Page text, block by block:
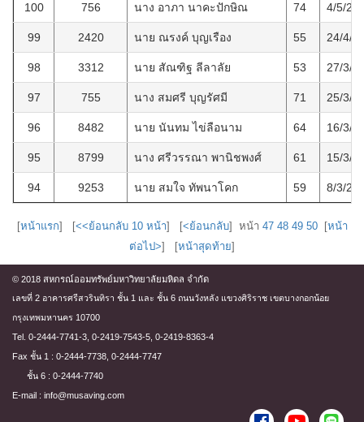
100 756 นาง อาภา นาคะปักษิณ 74 4/5/
99 2420 นาย ณรงค์ บุญเรือง 55 24/4/
98 3312 นาย สัณฑิฐ ลีลาลัย 53 27/3/
97 755 นาง สมศรี บุญรัศมี 71 25/3/
96 8482 นาย นันทม ไข่ลือนาม 64 16/3/
95 8799 นาง ศรีวรรณา พานิชพงศ์ 61 15/3/
94 9253 นาย สมใจ ทัพนาโคก 59 8/3/
[หน้าแรก] [<<ย้อนกลับ 10 หน้า] [<ย้อนกลับ] หน้า 47 48 49 50[หน้า
ต่อไป>] [หน้าสุดท้าย]
© 2018 สหกรณ์ออมทรัพย์มหาวิทยาลัยมหิดล จำกัด
เลขที่ 2 อาคารศรีสวรินทิรา ชั้น 1 และ ชั้น 6 ถนนวังหลัง แขวงศิริราช เขตบางกอกน้อย
กรุงเทพมหานคร 10700
Tel. 0-2444-7741-3, 0-2419-7543-5, 0-2419-8363-4
Fax ชั้น 1 : 0-2444-7738, 0-2444-7747
ชั้น 6 : 0-2444-7740
E-mail : info@musaving.com